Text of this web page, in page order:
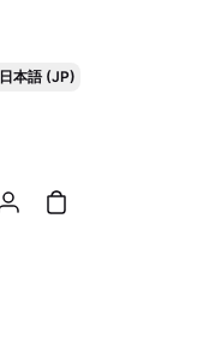
日本語 (JP)